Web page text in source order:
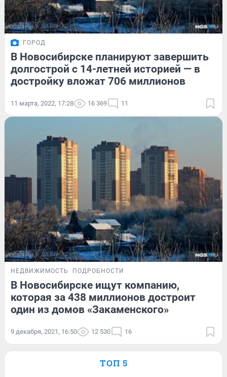
ГОРОД
В Новосибирске планируют завершить
долгострой с 14-летней историей — в
достройку вложат 706 миллионов
11 марта, 2022, 17:28 16 369 11
НЕДВИЖИМОСТЬ ПОДРОБНОСТИ
В Новосибирске ищут компанию,
которая за 438 миллионов достроит
один из домов «Закаменского»
9 декабря, 2021, 16:50 12 530 16
ТОП 5